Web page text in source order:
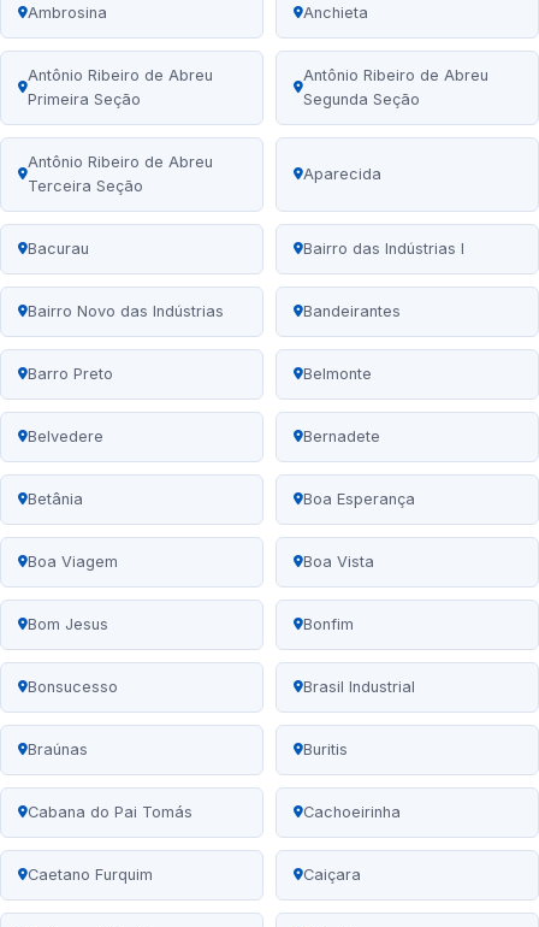
Ambrosina Anchieta
Antônio Ribeiro de Abreu
Primeira Seção
Antônio Ribeiro de Abreu
Segunda Seção
Antônio Ribeiro de Abreu
Terceira Seção
Aparecida
Bacurau Bairro das Indústrias I
Bairro Novo das Indústrias Bandeirantes
Barro Preto Belmonte
Belvedere Bernadete
Betânia Boa Esperança
Boa Viagem Boa Vista
Bom Jesus Bonfim
Bonsucesso Brasil Industrial
Braúnas Buritis
Cabana do Pai Tomás Cachoeirinha
Caetano Furquim Caiçara